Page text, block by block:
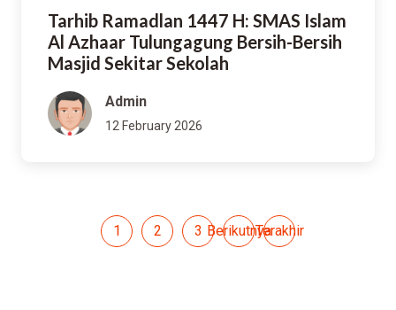
Tarhib Ramadlan 1447 H: SMAS Islam
Al Azhaar Tulungagung Bersih-Bersih
Masjid Sekitar Sekolah
Admin
12 February 2026
1 2 3 BerikutnyaTerakhir